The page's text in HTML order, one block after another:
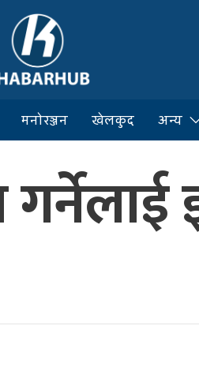
मनोरञ्जन खेलकुद अन्य